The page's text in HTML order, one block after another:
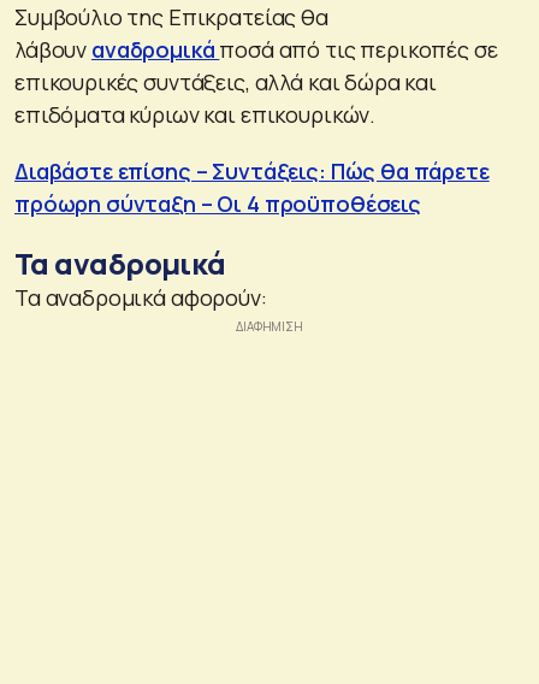
Συμβούλιο της Επικρατείας θα
λάβουν αναδρομικά ποσά από τις περικοπές σε
επικουρικές συντάξεις, αλλά και δώρα και
επιδόματα κύριων και επικουρικών.
Διαβάστε επίσης – Συντάξεις: Πώς θα πάρετε
πρόωρη σύνταξη – Οι 4 προϋποθέσεις
Τα αναδρομικά
Τα αναδρομικά αφορούν: